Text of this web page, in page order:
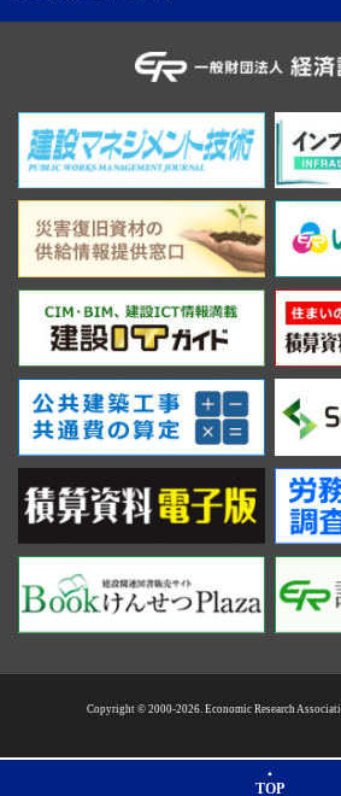
Copyright © 2000-2026. Economic Research
TOP